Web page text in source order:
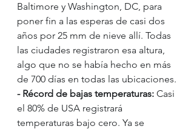
Baltimore y Washington, DC, para
poner fin a las esperas de casi dos
años por 25 mm de nieve allí. Todas
las ciudades registraron esa altura,
algo que no se había hecho en más
de 700 días en todas las ubicaciones.
- Récord de bajas temperaturas: Casi
el 80% de USA registrará
temperaturas bajo cero. Ya se